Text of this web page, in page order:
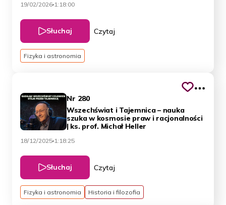
19/02/2026 1:18:00
Słuchaj Czytaj
Fizyka i astronomia
Nr 280
Wszechświat i Tajemnica – nauka
szuka w kosmosie praw i racjonalności
| ks. prof. Michał Heller
18/12/2025 1:18:25
Słuchaj Czytaj
Fizyka i astronomia Historia i filozofia